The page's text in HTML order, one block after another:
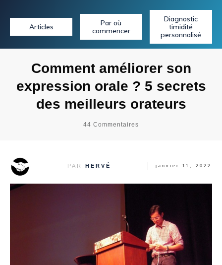
Articles
Par où
commencer
Diagnostic
timidité
personnalisé
Comment améliorer son
expression orale ? 5 secrets
des meilleurs orateurs
44 Commentaires
PAR HERVÉ janvier 11, 2022